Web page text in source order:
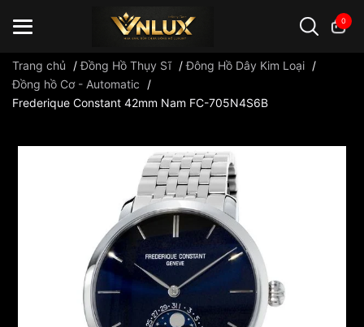
0
Đồng hồ casio đồng hồ G-Shock đồng hồ Orient ...
Trang chủ /Đồng Hồ Thụy Sĩ /Đông Hồ Dây Kim Loại /
Đồng hồ Cơ - Automatic
/
Frederique Constant 42mm Nam FC-705N4S6B